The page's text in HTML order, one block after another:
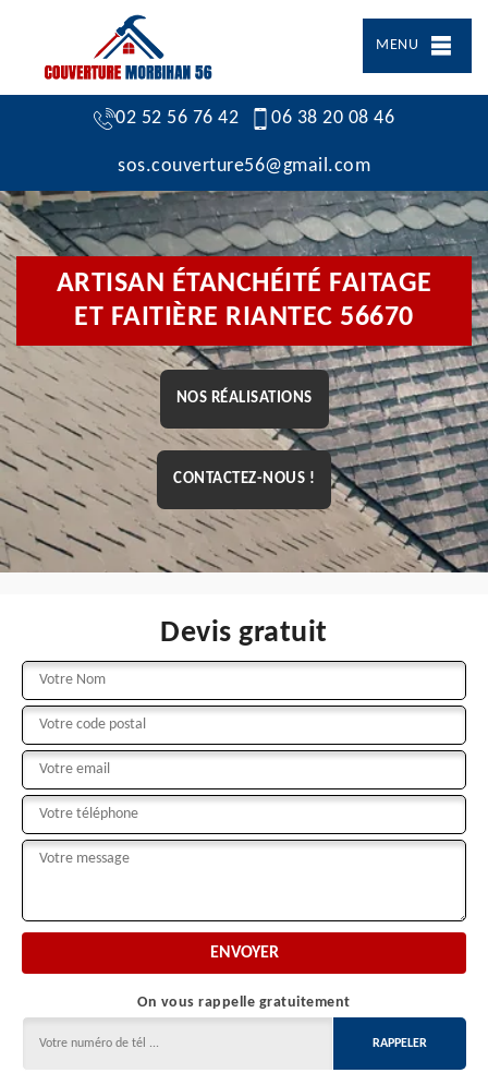
MENU
02 52 56 76 42 06 38 20 08 46
sos.couverture56@gmail.com
ARTISAN ÉTANCHÉITÉ FAITAGE
ET FAITIÈRE RIANTEC 56670
NOS RÉALISATIONS
CONTACTEZ-NOUS !
Devis gratuit
On vous rappelle gratuitement